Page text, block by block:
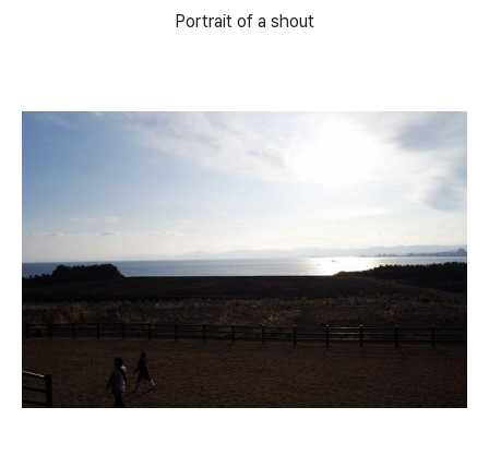
Portrait of a shout